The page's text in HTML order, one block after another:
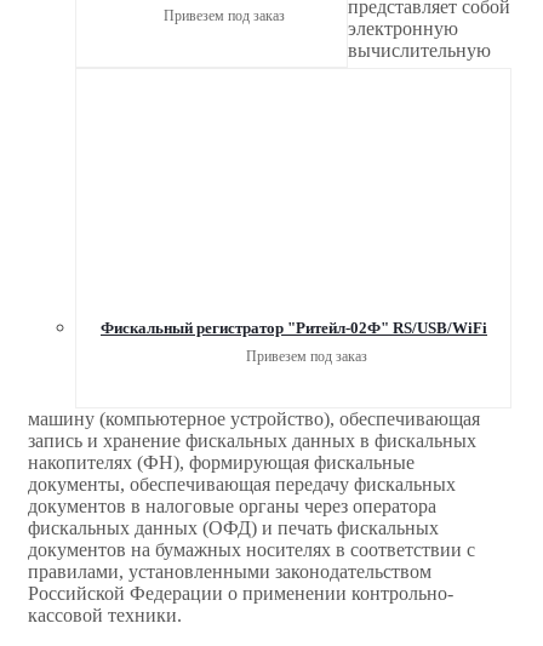
Привезем под заказ
Фискальный регистратор "Ритейл-02Ф" RS/USB/WiFi
Привезем под заказ
представляет собой
электронную
вычислительную
машину (компьютерное устройство), обеспечивающая
запись и хранение фискальных данных в фискальных
накопителях (ФН), формирующая фискальные
документы, обеспечивающая передачу фискальных
документов в налоговые органы через оператора
фискальных данных (ОФД) и печать фискальных
документов на бумажных носителях в соответствии с
правилами, установленными законодательством
Российской Федерации о применении контрольно-
кассовой техники.